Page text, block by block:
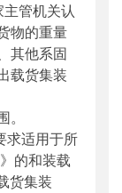
管机关认
物的重量
其他系固
载货集装
求适用于所
的和装载
货集装